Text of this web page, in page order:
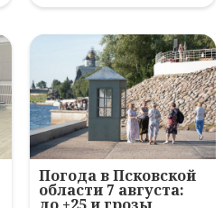
Погода в Псковской
области 7 августа: